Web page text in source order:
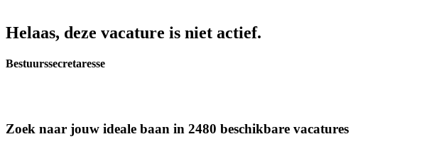
Helaas, deze vacature is niet actief.
Bestuurssecretaresse
Zoek naar jouw ideale baan in 2480 beschikbare vacatures